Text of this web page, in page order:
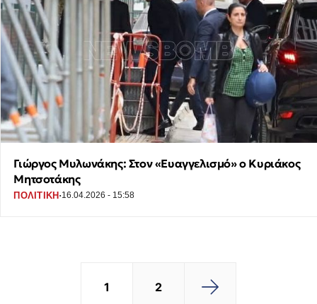
Γιώργος Μυλωνάκης: Στον «Ευαγγελισμό» ο Κυριάκος
Μητσοτάκης
ΠΟΛΙΤΙΚΗ·16.04.2026 - 15:58
1 2